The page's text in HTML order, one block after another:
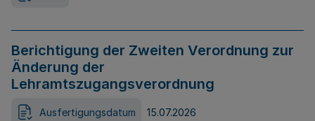
Berichtigung der Zweiten Verordnung zur
Änderung der
Lehramtszugangsverordnung
Ausfertigungsdatum 15.07.2026